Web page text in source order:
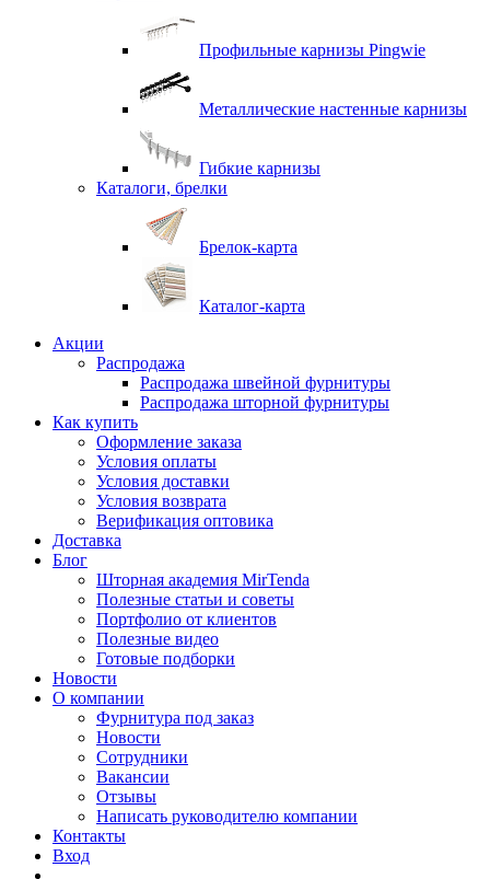
Профильные карнизы Pingwie
Металлические настенные карнизы
Гибкие карнизы
Каталоги, брелки
Брелок-карта
Каталог-карта
Акции
Распродажа
Распродажа швейной фурнитуры
Распродажа шторной фурнитуры
Как купить
Оформление заказа
Условия оплаты
Условия доставки
Условия возврата
Верификация оптовика
Доставка
Блог
Шторная академия MirTenda
Полезные статьи и советы
Портфолио от клиентов
Полезные видео
Готовые подборки
Новости
О компании
Фурнитура под заказ
Новости
Сотрудники
Вакансии
Отзывы
Написать руководителю компании
Контакты
Вход